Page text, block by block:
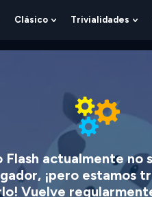
Show
Clásico
Show
For
Trivialidades
Flash actualmente no
¡pero estamos
Vuelve